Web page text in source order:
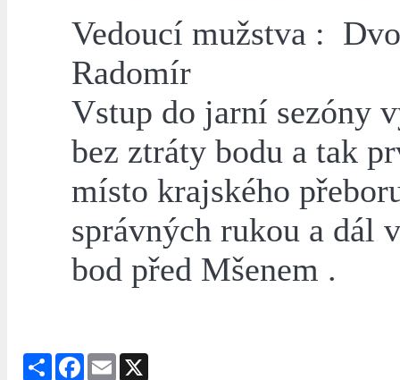
Vedoucí mužstva :
Radomír
Vstup do jarní sezóny
bez ztráty bodu a tak
místo krajského
správných rukou a dál
bod před Mšenem .
Share Facebook
Email